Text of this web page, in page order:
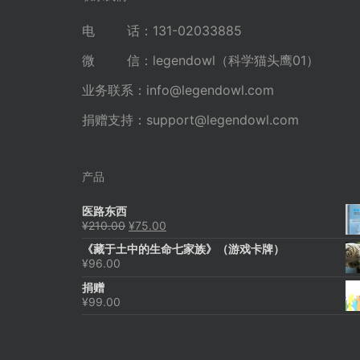
电 话：131-02033885
微 信：legendowl（科学猫头鹰01）
业务联系： info@legendowl.com
捐赠支持： support@legendowl.com
产品
医路东西
¥210.00 原
为：
¥75.00
价
《藏于土中的生命七家族》（游戏卡牌）
¥96.00
捐赠
¥99.00